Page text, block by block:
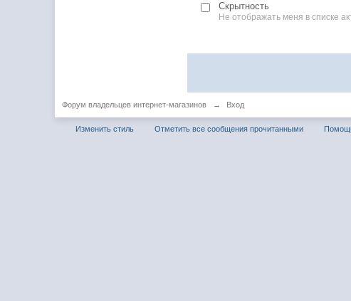
Скрытность
Не отображать меня в списке
Форум владельцев интернет-магазинов → Вход
Изменить стиль Отметить все сообщения прочитанными